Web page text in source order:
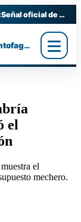
Señal oficial de Radio UA
Radio Universidad de Antofagasta
el
el
mechero.